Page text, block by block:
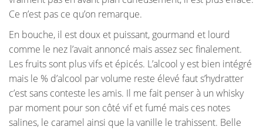
Ce n’est pas ce qu’on remarque.
En bouche, il est doux et puissant, gourmand et lourd
comme le nez l’avait annoncé mais assez sec finalement.
Les fruits sont plus vifs et épicés. L’alcool y est bien intégré
mais le % d’alcool par volume reste élevé faut s’hydratter
c’est sans conteste les amis. Il me fait penser à un whisky
par moment pour son côté vif et fumé mais ces notes
salines, le caramel ainsi que la vanille le trahissent. Belle